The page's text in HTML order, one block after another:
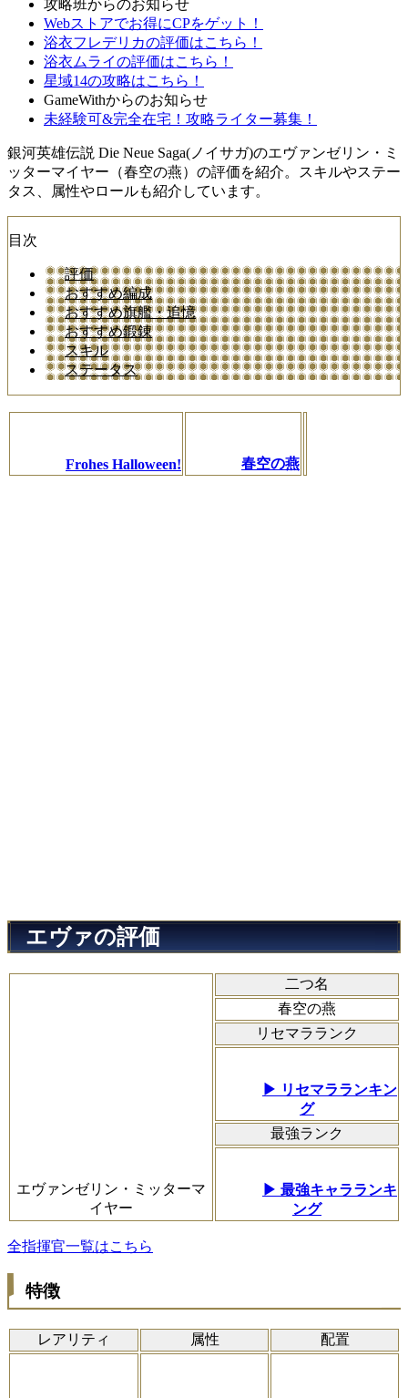
攻略班からのお知らせ
Webストアでお得にCPをゲット！
浴衣フレデリカの評価はこちら！
浴衣ムライの評価はこちら！
星域14の攻略はこちら！
GameWithからのお知らせ
未経験可&完全在宅！攻略ライター募集！
銀河英雄伝説 Die Neue Saga(ノイサガ)のエヴァンゼリン・ミ
ッターマイヤー（春空の燕）の評価を紹介。スキルやステー
タス、属性やロールも紹介しています。
目次
評価
おすすめ編成
おすすめ旗艦・追憶
おすすめ鍛錬
スキル
ステータス
Frohes Halloween! 春空の燕
エヴァの評価
エヴァンゼリン・ミッターマ
イヤー
二つ名
春空の燕
リセマラランク
▶ リセマラランキン
グ
最強ランク
▶ 最強キャラランキ
ング
全指揮官一覧はこちら
特徴
レアリティ 属性 配置